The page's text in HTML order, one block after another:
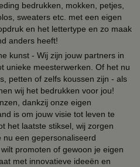
bedrukken, mokken, petjes,
sweaters etc. met een eigen
en het lettertype en zo maak
anders heeft!
kunst - Wij zijn jouw partners in
unieke meesterwerken. Of het nu
petten of zelfs koussen zijn - als
wij het bedrukken voor jou!
dankzij onze eigen
is om jouw visie tot leven te
het laatste stiksel, wij zorgen
een gepersonaliseerd
promoten of gewoon je eigen
met innovatieve ideeën en